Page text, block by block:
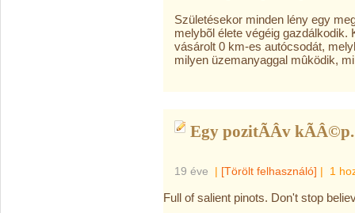
Születésekor minden lény egy
melybõl élete végéig gazdálkodik.
vásárolt 0 km-es autócsodát,
milyen üzemanyaggal mûködik,
Egy pozitÃÂ­v
19 éve | [Törölt felhasználó] | 1
Full of salient pinots. Don't stop